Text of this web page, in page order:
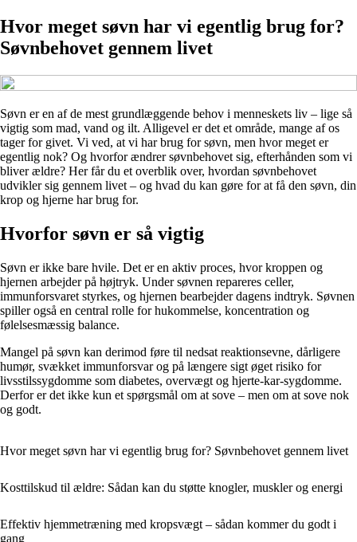
Hvor meget søvn har vi egentlig brug for?
Søvnbehovet gennem livet
Søvn er en af de mest grundlæggende behov i menneskets liv – lige så
vigtig som mad, vand og ilt. Alligevel er det et område, mange af os
tager for givet. Vi ved, at vi har brug for søvn, men hvor meget er
egentlig nok? Og hvorfor ændrer søvnbehovet sig, efterhånden som vi
bliver ældre? Her får du et overblik over, hvordan søvnbehovet
udvikler sig gennem livet – og hvad du kan gøre for at få den søvn, din
krop og hjerne har brug for.
Hvorfor søvn er så vigtig
Søvn er ikke bare hvile. Det er en aktiv proces, hvor kroppen og
hjernen arbejder på højtryk. Under søvnen repareres celler,
immunforsvaret styrkes, og hjernen bearbejder dagens indtryk. Søvnen
spiller også en central rolle for hukommelse, koncentration og
følelsesmæssig balance.
Mangel på søvn kan derimod føre til nedsat reaktionsevne, dårligere
humør, svækket immunforsvar og på længere sigt øget risiko for
livsstilssygdomme som diabetes, overvægt og hjerte-kar-sygdomme.
Derfor er det ikke kun et spørgsmål om at sove – men om at sove nok
og godt.
Hvor meget søvn har vi egentlig brug for? Søvnbehovet gennem livet
Kosttilskud til ældre: Sådan kan du støtte knogler, muskler og energi
Effektiv hjemmetræning med kropsvægt – sådan kommer du godt i
gang